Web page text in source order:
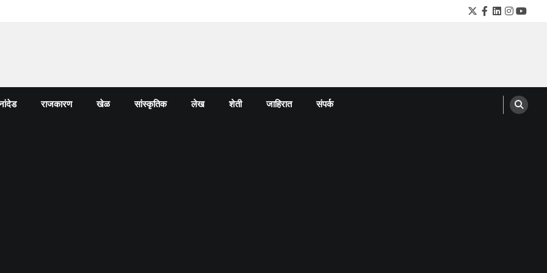
Twitter
Facebook
LinkedIn
राजकारण खेळ सांस्कृतिक लेख शेती जाहिरात संपर्क